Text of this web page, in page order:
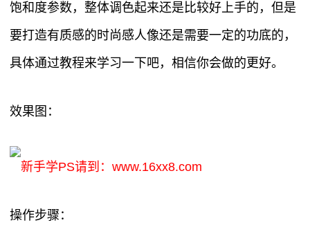
饱和度参数，整体调色起来还是比较好上手的，但是
要打造有质感的时尚感人像还是需要一定的功底的，
具体通过教程来学习一下吧，相信你会做的更好。
效果图：
新手学PS请到：www.16xx8.com
操作步骤：